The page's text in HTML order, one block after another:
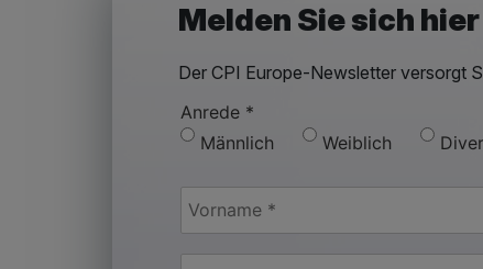
Melden Sie sich
Der CPI Europe-Newsletter versorgt
Anrede *
Männlich
Weiblich